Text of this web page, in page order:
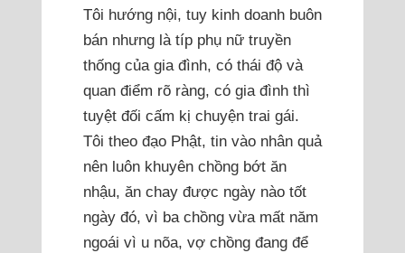
Tôi hướng nội, tuy kinh doanh buôn
bán nhưng là típ phụ nữ truyền
thống của gia đình, có thái độ và
quan điểm rõ ràng, có gia đình thì
tuyệt đối cấm kị chuyện trai gái.
Tôi theo đạo Phật, tin vào nhân quả
nên luôn khuyên chồng bớt ăn
nhậu, ăn chay được ngày nào tốt
ngày đó, vì ba chồng vừa mất năm
ngoái vì u nõa, vợ chồng đang để